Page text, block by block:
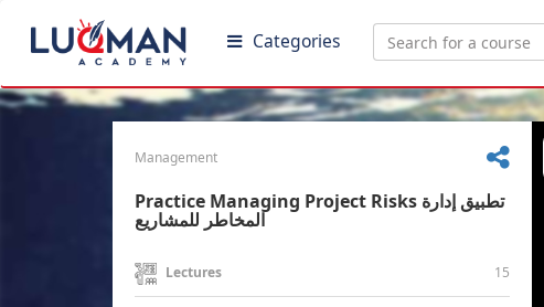
Categories
Management
Practice Managing Project Risks تطبيق إدارة
المخاطر للمشاريع
Lectures 15